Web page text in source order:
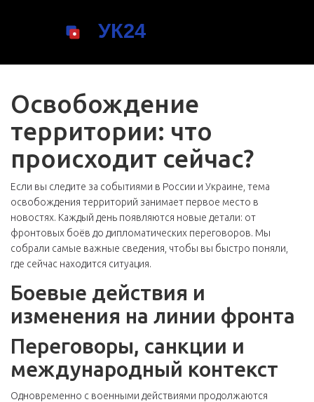
Освобождение
территории: что
происходит сейчас?
Если вы следите за событиями в России и Украине, тема
освобождения территорий занимает первое место в
новостях. Каждый день появляются новые детали: от
фронтовых боёв до дипломатических переговоров. Мы
собрали самые важные сведения, чтобы вы быстро поняли,
где сейчас находится ситуация.
Боевые действия и
изменения на линии фронта
Переговоры, санкции и
международный контекст
Одновременно с военными действиями продолжаются